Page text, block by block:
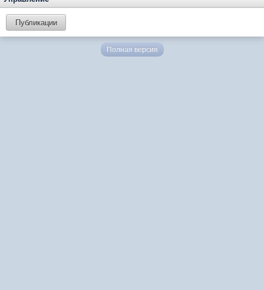
Публикации
Полная версия